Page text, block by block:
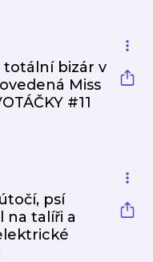
totální bizár v
Miss
#11
psí
na talíři a